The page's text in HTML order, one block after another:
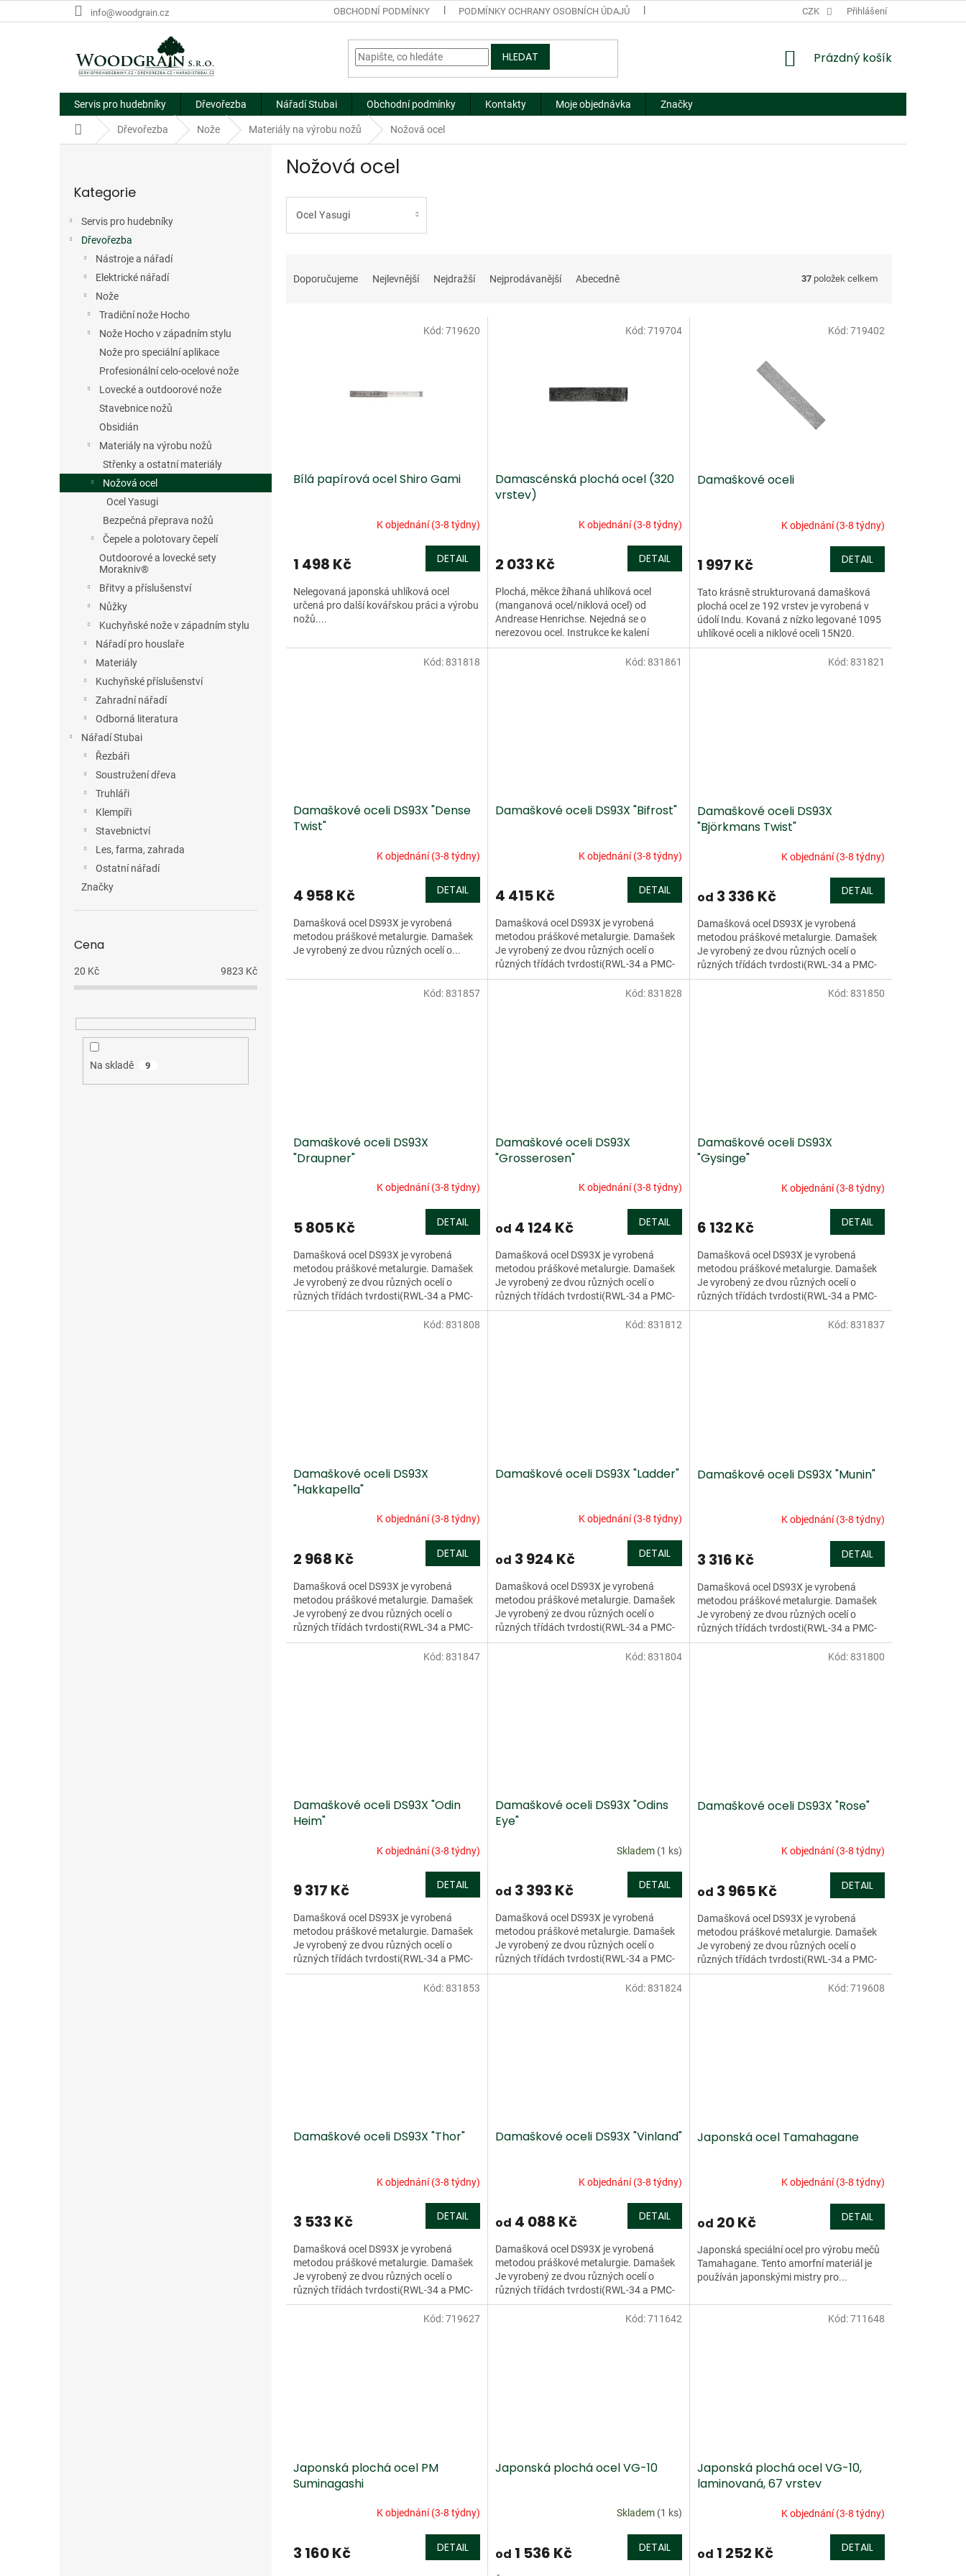
na
info@woodgrain.cz OBCHODNÍ PODMÍNKY PODMÍNKY OCHRANY OSOBNÍCH ÚDAJŮ NÁHRADNÍ PLNĚNÍ
CZK Přihlášení
HLEDAT
NÁKUPNÍ
Prázdný košík
Servis pro hudebníky Dřevořezba Nářadí Stubai Obchodní podmínky Kontakty Moje objednávka Značky
Domů Dřevořezba Nože Materiály na výrobu nožů Nožová ocel
kategorie
Kategorie
Servis pro hudebníky
Dřevořezba
Nástroje a nářadí
Elektrické nářadí
Nože
Tradiční nože Hocho
Nože Hocho v západním stylu
Nože pro speciální aplikace
Profesionální celo-ocelové nože
Lovecké a outdoorové nože
Stavebnice nožů
Obsidián
Materiály na výrobu nožů
Střenky a ostatní materiály
Nožová ocel
Ocel Yasugi
Bezpečná přeprava nožů
Čepele a polotovary čepelí
Outdoorové a lovecké sety
Morakniv®
Břitvy a příslušenství
Nůžky
Kuchyňské nože v západním stylu
Nářadí pro houslaře
Materiály
Kuchyňské příslušenství
Zahradní nářadí
Odborná literatura
Nářadí Stubai
Řezbáři
Soustružení dřeva
Truhláři
Klempíři
Stavebnictví
Les, farma, zahrada
Ostatní nářadí
Značky
Cena
20 Kč 9823 Kč
Na skladě 9
Nožová ocel
Ocel Yasugi
aDoporučujeme Nejlevnější Nejdražší Nejprodávanější Abecedně 37 položek celkem
Bílá papírová ocel Shiro Gami
K objednání (3-8 týdny)
1 498 Kč DETAIL
Nelegovaná japonská uhlíková ocel
určená pro další kovářskou práci a výrobu
nožů....
Kód:719620
Damascénská plochá ocel (320
vrstev)
K objednání (3-8 týdny)
2 033 Kč DETAIL
Plochá, měkce žíhaná uhlíková ocel
(manganová ocel/niklová ocel) od
Andrease Henrichse. Nejedná se o
nerezovou ocel. Instrukce ke kalení
přiloženy.
Kód:719704
Damaškové oceli
K objednání (3-8 týdny)
1 997 Kč DETAIL
Tato krásně strukturovaná damašková
plochá ocel ze 192 vrstev je vyrobená v
údolí Indu. Kovaná z nízko legované 1095
uhlíkové oceli a niklové oceli 15N20.
Stříbřitá chromniklová...
Kód:719402
Damaškové oceli DS93X "Dense
Twist"
K objednání (3-8 týdny)
4 958 Kč DETAIL
Damašková ocel DS93X je vyrobená
metodou práškové metalurgie. Damašek
Je vyrobený ze dvou různých ocelí o...
Kód: 831818
Damaškové oceli DS93X "Bifrost"
K objednání (3-8 týdny)
4 415 Kč DETAIL
Damašková ocel DS93X je vyrobená
metodou práškové metalurgie. Damašek
Je vyrobený ze dvou různých ocelí o
různých třídách tvrdosti(RWL-34 a PMC-
27). Tento damašek má více než...
Kód: 831861
Damaškové oceli DS93X
"Björkmans Twist"
K objednání (3-8 týdny)
od 3 336 Kč DETAIL
Damašková ocel DS93X je vyrobená
metodou práškové metalurgie. Damašek
Je vyrobený ze dvou různých ocelí o
různých třídách tvrdosti(RWL-34 a PMC-
27). Tento damašek má více než...
Kód: 831821
Damaškové oceli DS93X
"Draupner"
K objednání (3-8 týdny)
5 805 Kč DETAIL
Damašková ocel DS93X je vyrobená
metodou práškové metalurgie. Damašek
Je vyrobený ze dvou různých ocelí o
různých třídách tvrdosti(RWL-34 a PMC-
27). Tento damašek má více než...
Kód: 831857
Damaškové oceli DS93X
"Grosserosen"
K objednání (3-8 týdny)
od 4 124 Kč DETAIL
Damašková ocel DS93X je vyrobená
metodou práškové metalurgie. Damašek
Je vyrobený ze dvou různých ocelí o
různých třídách tvrdosti(RWL-34 a PMC-
27). Tento damašek má více než...
Kód: 831828
Damaškové oceli DS93X
"Gysinge"
K objednání (3-8 týdny)
6 132 Kč DETAIL
Damašková ocel DS93X je vyrobená
metodou práškové metalurgie. Damašek
Je vyrobený ze dvou různých ocelí o
různých třídách tvrdosti(RWL-34 a PMC-
27). Tento damašek má více než...
Kód: 831850
Damaškové oceli DS93X
"Hakkapella"
K objednání (3-8 týdny)
2 968 Kč DETAIL
Damašková ocel DS93X je vyrobená
metodou práškové metalurgie. Damašek
Je vyrobený ze dvou různých ocelí o
různých třídách tvrdosti(RWL-34 a PMC-
27). Tento damašek má více než...
Kód: 831808
Damaškové oceli DS93X "Ladder"
K objednání (3-8 týdny)
od 3 924 Kč DETAIL
Damašková ocel DS93X je vyrobená
metodou práškové metalurgie. Damašek
Je vyrobený ze dvou různých ocelí o
různých třídách tvrdosti(RWL-34 a PMC-
27). Tento damašek má více než...
Kód: 831812
Damaškové oceli DS93X "Munin"
K objednání (3-8 týdny)
3 316 Kč DETAIL
Damašková ocel DS93X je vyrobená
metodou práškové metalurgie. Damašek
Je vyrobený ze dvou různých ocelí o
různých třídách tvrdosti(RWL-34 a PMC-
27). Tento damašek má více než...
Kód: 831837
Damaškové oceli DS93X "Odin
Heim"
K objednání (3-8 týdny)
9 317 Kč DETAIL
Damašková ocel DS93X je vyrobená
metodou práškové metalurgie. Damašek
Je vyrobený ze dvou různých ocelí o
různých třídách tvrdosti(RWL-34 a PMC-
27). Tento damašek má více než...
Kód: 831847
Damaškové oceli DS93X "Odins
Eye"
Skladem (1 ks)
od 3 393 Kč DETAIL
Damašková ocel DS93X je vyrobená
metodou práškové metalurgie. Damašek
Je vyrobený ze dvou různých ocelí o
různých třídách tvrdosti(RWL-34 a PMC-
27). Tento damašek má více než...
Kód: 831804
Damaškové oceli DS93X "Rose"
K objednání (3-8 týdny)
od 3 965 Kč DETAIL
Damašková ocel DS93X je vyrobená
metodou práškové metalurgie. Damašek
Je vyrobený ze dvou různých ocelí o
různých třídách tvrdosti(RWL-34 a PMC-
27). Tento damašek má více než...
Kód: 831800
Damaškové oceli DS93X "Thor"
K objednání (3-8 týdny)
3 533 Kč DETAIL
Damašková ocel DS93X je vyrobená
metodou práškové metalurgie. Damašek
Je vyrobený ze dvou různých ocelí o
různých třídách tvrdosti(RWL-34 a PMC-
27). Tento damašek má více než...
Kód: 831853
Damaškové oceli DS93X "Vinland"
K objednání (3-8 týdny)
od 4 088 Kč DETAIL
Damašková ocel DS93X je vyrobená
metodou práškové metalurgie. Damašek
Je vyrobený ze dvou různých ocelí o
různých třídách tvrdosti(RWL-34 a PMC-
27). Tento damašek má více než...
Kód: 831824
Japonská ocel Tamahagane
K objednání (3-8 týdny)
od 20 Kč DETAIL
Japonská speciální ocel pro výrobu mečů
Tamahagane. Tento amorfní materiál je
používán japonskými mistry pro...
Kód:719608
Japonská plochá ocel PM
Suminagashi
K objednání (3-8 týdny)
3 160 Kč DETAIL
Kód:719627
Japonská plochá ocel VG-10
Skladem (1 ks)
od 1 536 Kč DETAIL
Kód:711642
Japonská plochá ocel VG-10,
laminovaná, 67 vrstev
K objednání (3-8 týdny)
od 1 252 Kč DETAIL
Kód:711648